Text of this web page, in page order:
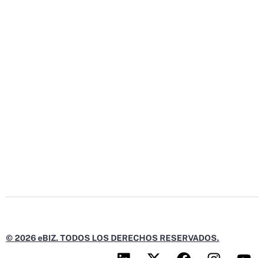
© 2026 eBIZ. TODOS LOS DERECHOS RESERVADOS.
L X F I Y